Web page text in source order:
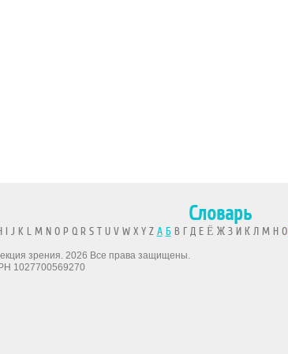
Словарь
I J K L M N O P Q R S T U V W X Y Z А БВ Г Д Е Ё Ж З И К Л М Н О
зрения. 2026 Все права защищены.
1027700569270